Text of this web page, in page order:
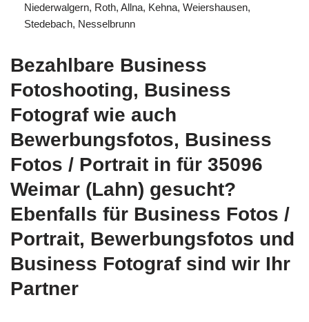
Niederwalgern, Roth, Allna, Kehna, Weiershausen,
Stedebach, Nesselbrunn
Bezahlbare Business
Fotoshooting, Business
Fotograf wie auch
Bewerbungsfotos, Business
Fotos / Portrait in für 35096
Weimar (Lahn) gesucht?
Ebenfalls für Business Fotos /
Portrait, Bewerbungsfotos und
Business Fotograf sind wir Ihr
Partner